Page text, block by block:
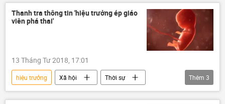
Thanh tra thông tin 'hiệu trưởng ép giáo
viên phá thai'
13 Tháng Tư 2018, 17:01
hiệu trưởng Xã hội
Thời sự
Quảng Ngãi
phá thai giáo viên
Thêm 3